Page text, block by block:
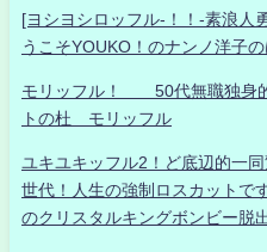
[ヨシヨシロッフル-！！-素浪人
うこそYOUKO！のナンノ洋子
モリッフル！ 50代無職独身的
トの杜 モリッフル
ユキユキッフル2！ど底辺的一
世代！人生の強制ロスカットで
のクリスタルキングボンビー脱